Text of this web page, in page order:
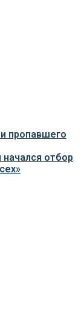
пропавшего
отбор